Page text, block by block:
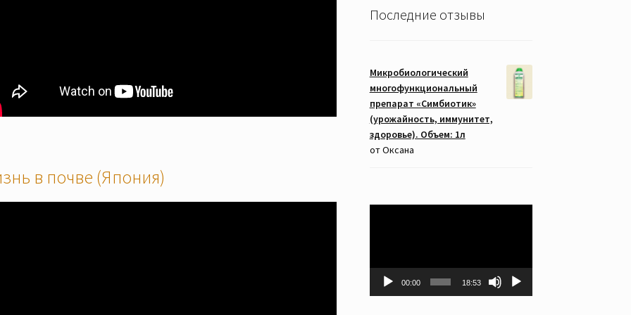
в почве (Япония)
Последние отзывы
Микробиологический
многофункциональный
препарат «Симбиотик»
(урожайность, иммунитет,
здоровье). Объем: 1л
от Оксана
00:00 18:53